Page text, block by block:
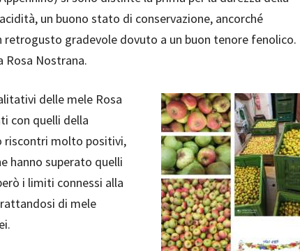
un buono stato di conservazione, ancorché
gradevole dovuto a un buon tenore fenolico.
Rosa Nostrana.
delle mele Rosa
con quelli della
riscontri molto positivi,
hanno superato quelli
i limiti connessi alla
di mele